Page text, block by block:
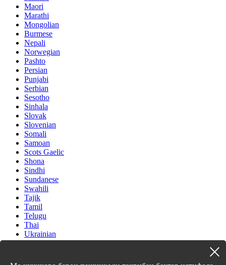
Maori
Marathi
Mongolian
Burmese
Nepali
Norwegian
Pashto
Persian
Punjabi
Serbian
Sesotho
Sinhala
Slovak
Slovenian
Somali
Samoan
Scots Gaelic
Shona
Sindhi
Sundanese
Swahili
Tajik
Tamil
Telugu
Thai
Ukrainian
Urdu
Vietnamese